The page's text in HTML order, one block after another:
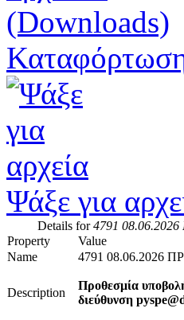
Ψάξε για
Details for4791
Property
Value
Name
4791 08.06.2026
Description
Προθεσμία
διεύθυνση